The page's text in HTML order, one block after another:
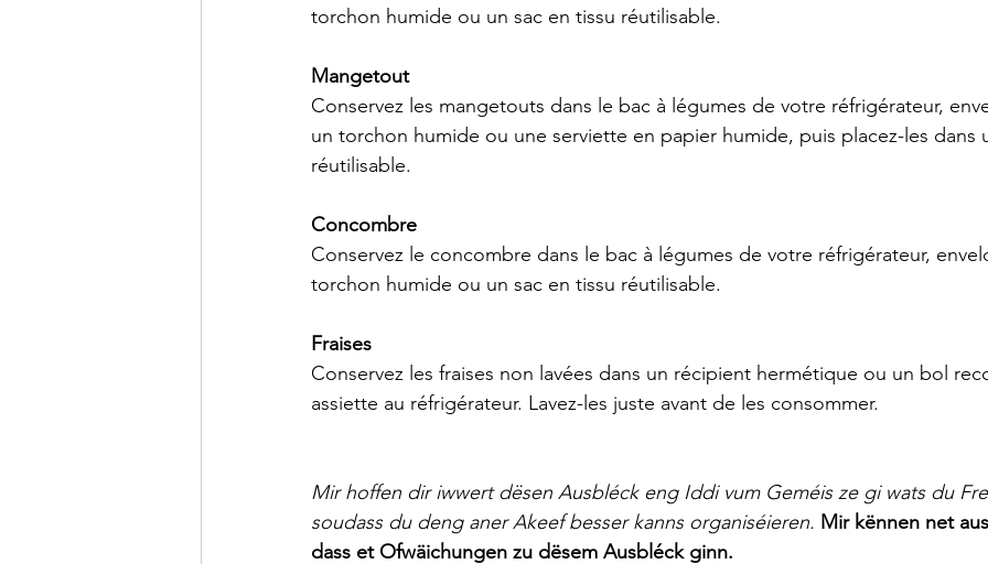
torchon humide ou un sac en tissu réutilisable.
Mangetout
Conservez les mangetouts dans le bac à légumes de votre réfrigérateur,
un torchon humide ou une serviette en papier humide, puis placez-les dans
réutilisable.
Concombre
Conservez le concombre dans le bac à légumes de votre réfrigérateur,
torchon humide ou un sac en tissu réutilisable.
Fraises
Conservez les fraises non lavées dans un récipient hermétique ou un bol
assiette au réfrigérateur. Lavez-les juste avant de les consommer.
Mir hoffen dir iwwert dësen Ausbléck eng Iddi vum Geméis ze gi wats du
soudass du deng aner Akeef besser kanns organiséieren. Mir kënnen net
dass et Ofwäichungen zu dësem Ausbléck ginn.